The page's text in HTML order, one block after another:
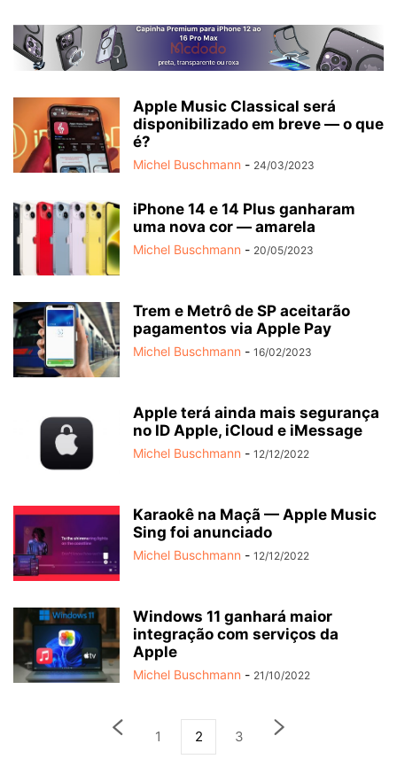
Apple Music Classical será
disponibilizado em breve — o que
é?
Michel Buschmann - 24/03/2023
iPhone 14 e 14 Plus ganharam
uma nova cor — amarela
Michel Buschmann - 20/05/2023
Trem e Metrô de SP aceitarão
pagamentos via Apple Pay
Michel Buschmann - 16/02/2023
Apple terá ainda mais segurança
no ID Apple, iCloud e iMessage
Michel Buschmann - 12/12/2022
Karaokê na Maçã — Apple Music
Sing foi anunciado
Michel Buschmann - 12/12/2022
Windows 11 ganhará maior
integração com serviços da
Apple
Michel Buschmann - 21/10/2022
1 2 3